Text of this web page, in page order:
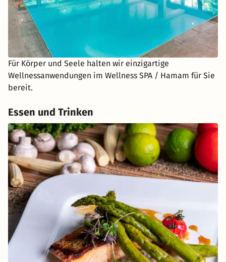
Für Körper und Seele halten wir einzigartige
Wellnessanwendungen im Wellness SPA / Hamam für Sie
bereit.
Essen und Trinken